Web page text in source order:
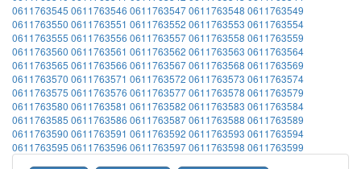
0611763545 0611763546 06117635470611763548 0611763549
0611763550 0611763551 0611763552 0611763553 0611763554
0611763555 0611763556 06117635570611763558 0611763559
0611763560 0611763561 0611763562 0611763563 0611763564
0611763565 0611763566 06117635670611763568 0611763569
0611763570 0611763571 0611763572 0611763573 0611763574
0611763575 0611763576 06117635770611763578 0611763579
0611763580 0611763581 0611763582 0611763583 0611763584
0611763585 0611763586 06117635870611763588 0611763589
0611763590 0611763591 0611763592 0611763593 0611763594
0611763595 0611763596 06117635970611763598 0611763599